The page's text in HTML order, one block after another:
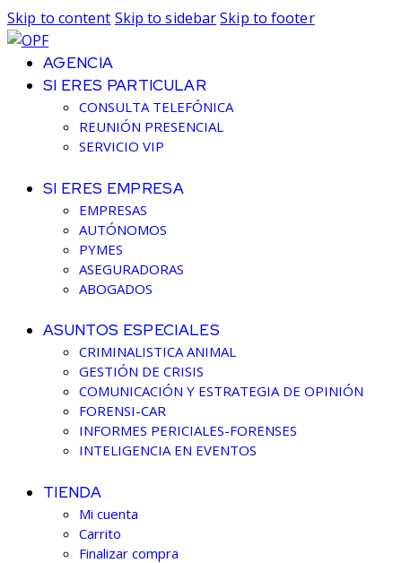
Skip to content Skip to sidebarSkip to footer
AGENCIA
SI ERES PARTICULAR
CONSULTA TELEFÓNICA
REUNIÓN PRESENCIAL
SERVICIO VIP
SI ERES EMPRESA
EMPRESAS
AUTÓNOMOS
PYMES
ASEGURADORAS
ABOGADOS
ASUNTOS ESPECIALES
CRIMINALISTICA ANIMAL
GESTIÓN DE CRISIS
COMUNICACIÓN Y ESTRATEGIA DE OPINIÓN
FORENSI-CAR
INFORMES PERICIALES-FORENSES
INTELIGENCIA EN EVENTOS
TIENDA
Mi cuenta
Carrito
Finalizar compra